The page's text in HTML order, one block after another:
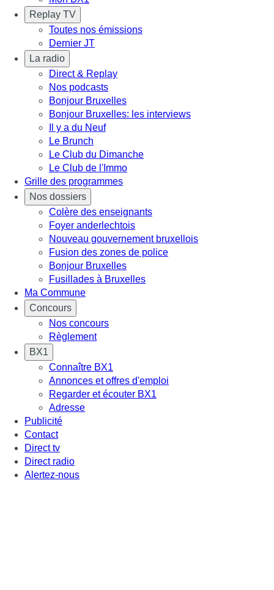
Replay TV
Toutes nos émissions
Dernier JT
La radio
Direct & Replay
Nos podcasts
Bonjour Bruxelles
Bonjour Bruxelles: les interviews
Il y a du Neuf
Le Brunch
Le Club du Dimanche
Le Club de l'Immo
Grille des programmes
Nos dossiers
Colère des enseignants
Foyer anderlechtois
Nouveau gouvernement bruxellois
Fusion des zones de police
Bonjour Bruxelles
Fusillades à Bruxelles
Ma Commune
Concours
Nos concours
Règlement
BX1
Connaître BX1
Annonces et offres d'emploi
Regarder et écouter BX1
Adresse
Publicité
Contact
Direct tv
Direct radio
Alertez-nous